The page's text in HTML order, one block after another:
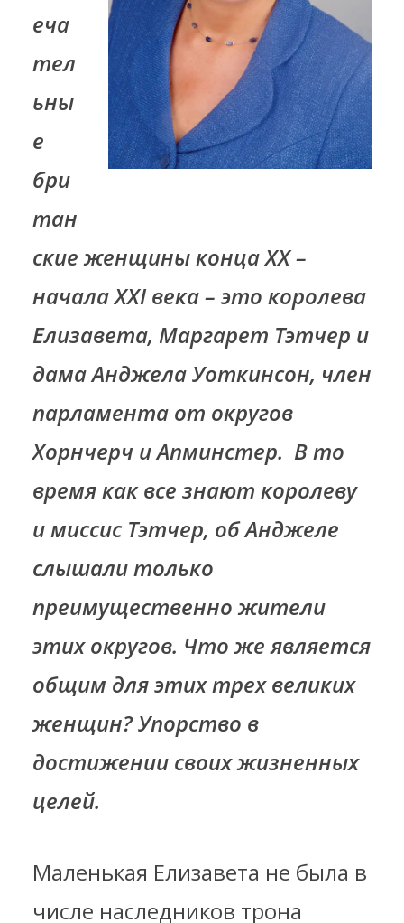
еча
тел
ьны
е
бри
тан
ские женщины конца XX –
начала XXI века – это королева
Елизавета, Маргарет Тэтчер и
дама Анджела Уоткинсон, член
парламента от округов
Хорнчерч и Апминстер. В то
время как все знают королеву
и миссис Тэтчер, об Анджеле
слышали только
преимущественно жители
этих округов. Что же является
общим для этих трех великих
женщин? Упорство в
достижении своих жизненных
целей.
Маленькая Елизавета не была в
числе наследников трона